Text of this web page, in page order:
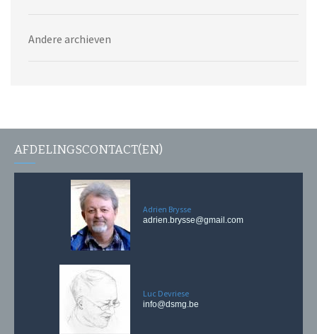
Andere archieven
AFDELINGSCONTACT(EN)
Adrien Brysse
adrien.brysse@gmail.com
Luc Devriese
info@dsmg.be